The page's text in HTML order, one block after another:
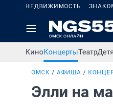
НЕДВИЖИМОСТЬ
КиноКонцертыТеатр
ОМСК АФИША
Элли на